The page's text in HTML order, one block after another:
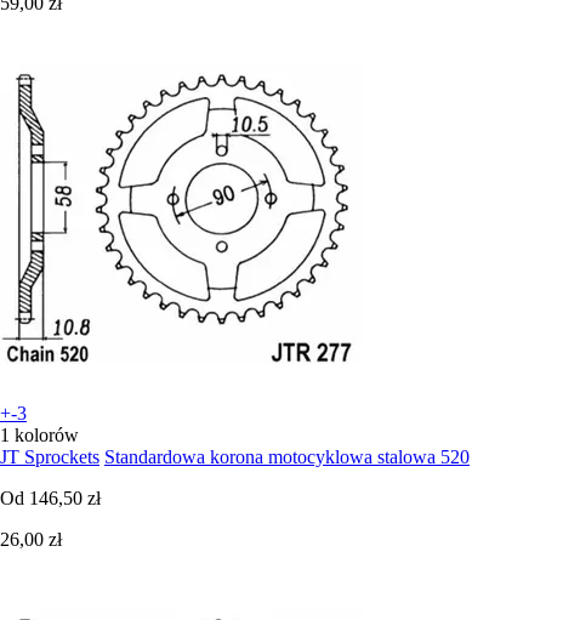
+-3
1 kolorów
JT Sprockets Standardowa korona motocyklowa stalowa 520
Od 146,50 zł
26,00 zł